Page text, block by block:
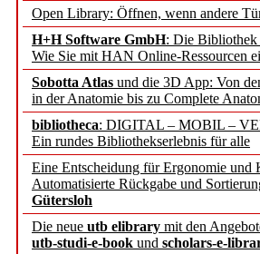
Open Library: Öffnen, wenn andere
H+H Software GmbH: Die Bibliothek
Wie Sie mit HAN Online-Ressourcen
Sobotta Atlas und die 3D App: Von
in der Anatomie bis zu Complete
bibliotheca: DIGITAL – MOBIL –
Ein rundes Bibliothekserlebnis für alle
Eine Entscheidung für Ergonomie und
Automatisierte Rückgabe und
Gütersloh
Die neue utb elibrary mit den
utb-studi-e-book und scholars-e-
und die
Francke
EBSCO
Sorbisches
Geschichte